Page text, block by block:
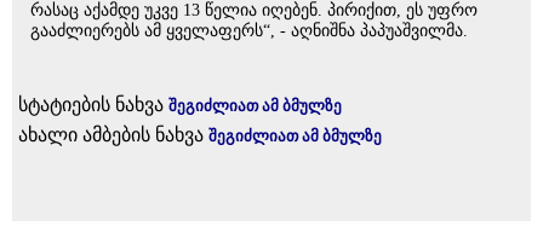
რასაც აქამდე უკვე 13 წელია იღებენ. პირიქით, ეს უფრო
გააძლიერებს ამ ყველაფერს“, - აღნიშნა პაპუაშვილმა.
სტატიების ნახვა შეგიძლიათ ამ ბმულზე
ახალი ამბების ნახვა შეგიძლიათ ამ ბმულზე